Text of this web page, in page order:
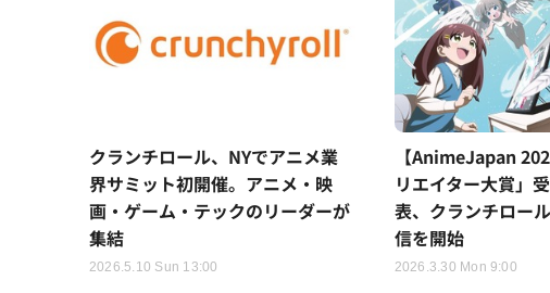
クランチロール、NYでアニメ業
界サミット初開催。アニメ・映
画・ゲーム・テックのリーダーが
集結
2026.5.10 Sun 13:00
【AnimeJapan
リエイター大賞」
表、クランチロー
信を開始
2026.3.30 Mon 9:00